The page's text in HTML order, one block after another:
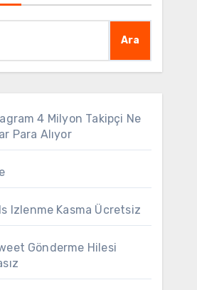
Ara
4 Milyon Takipçi Ne
Para Alıyor
Izlenme Kasma Ücretsiz
Gönderme Hilesi